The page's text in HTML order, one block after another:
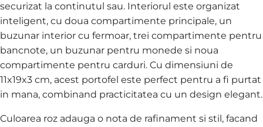
securizat la continutul sau. Interiorul este organizat
inteligent, cu doua compartimente principale, un
buzunar interior cu fermoar, trei compartimente pentru
bancnote, un buzunar pentru monede si noua
compartimente pentru carduri. Cu dimensiuni de
11x19x3 cm, acest portofel este perfect pentru a fi purtat
in mana, combinand practicitatea cu un design elegant.
Culoarea roz adauga o nota de rafinament si stil, facand